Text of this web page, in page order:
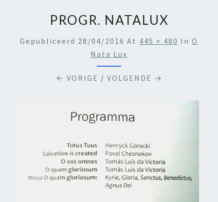
PROGR. NATALUX
Gepubliceerd 28/04/2016 At 445 × 480 In O
Nata Lux
← VORIGE / VOLGENDE →